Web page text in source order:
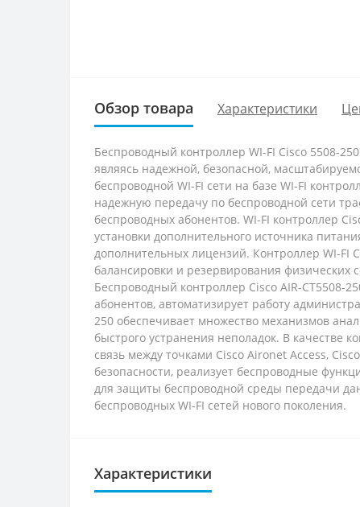
Обзор товара Характеристики
Беспроводный контроллер WI-FI Cisco 5508-
являясь надежной, безопасной,
беспроводной WI-FI сети на базе WI-FI
надежную передачу по беспроводной сети
беспроводных абонентов. WI-FI контроллер
установки дополнительного источника
дополнительных лицензий. Контроллер WI-FI
балансировки и резервирования физических
Беспроводный контроллер Cisco AIR-CT5508-
абонентов, автоматизирует работу
250 обеспечивает множество механизмов
быстрого устранения неполадок. В качестве
связь между точками Cisco Aironet Access,
безопасности, реализует беспроводные
для защиты беспроводной среды передачи
беспроводных WI-FI сетей нового поколения.
Характеристики